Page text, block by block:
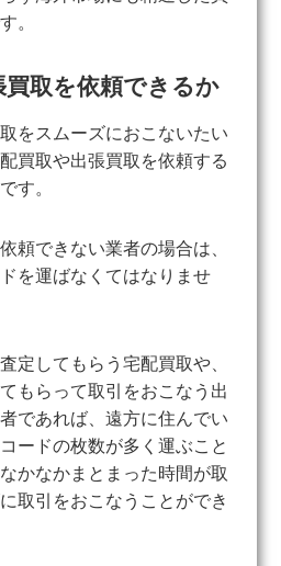
。
買取を依頼できるか
をスムーズにおこないたい
買取や出張買取を依頼する
す。
頼できない業者の場合は、
を運ばなくてはなりませ
定してもらう宅配買取や、
もらって取引をおこなう出
であれば、遠方に住んでい
ードの枚数が多く運ぶこと
かなかまとまった時間が取
取引をおこなうことができ